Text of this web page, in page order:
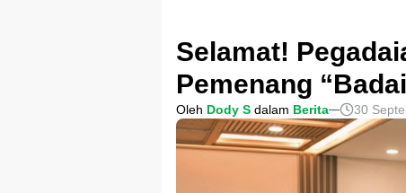
Selamat!
Pemenang
Oleh Dody S dalam Berita 30